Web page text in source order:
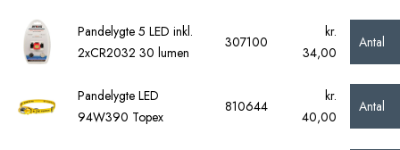
Pandelygte 5 LED inkl.
2xCR2032 30 lumen
307100
kr.
34,00
Antal
Pandelygte LED
94W390 Topex
810644
kr.
40,00
Antal